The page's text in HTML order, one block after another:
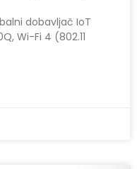
dobavljač IoT
Wi-Fi 4 (802.11